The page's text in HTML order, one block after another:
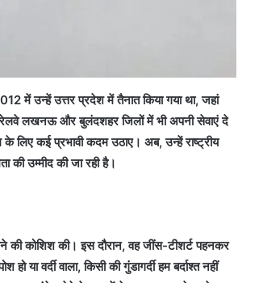
में उन्हें उत्तर प्रदेश में तैनात किया गया था, जहां
रेलवे लखनऊ और बुलंदशहर जिलों में भी अपनी सेवाएं दे
लिए कई प्रभावी कदम उठाए। अब, उन्हें राष्ट्रीय
उम्मीद की जा रही है।
की कोशिश की। इस दौरान, वह जींस-टीशर्ट पहनकर
वर्दी वाला, किसी की गुंडागर्दी हम बर्दाश्त नहीं